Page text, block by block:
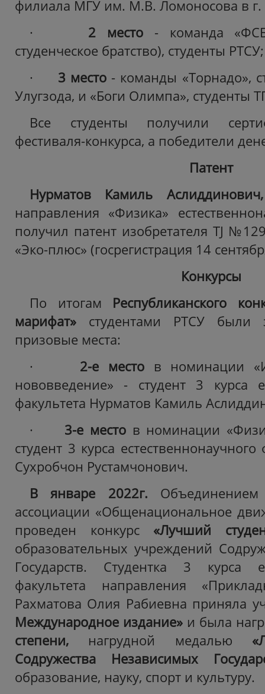
филиала МГУ им. М.В. Ломоносова в
· 2 место - команда
студенческое братство), студенты РТСУ;
· 3 место - команды «Торнадо»,
Улугзода, и «Боги Олимпа», студенты
Все студенты получили
фестиваля-конкурса, а победители
Патент
Нурматов Камиль
направления «Физика»
получил патент изобретателя TJ
«Эко-плюс» (госрегистрация 14
Конкурсы
По итогам Республиканского
марифат» студентами РТСУ были
призовые места:
· 2-е местов номинации
нововведение» - студент 3 курса
факультета Нурматов Камиль
· 3-е место в номинации
студент 3 курса естественнонаучного
Сухробчон Рустамчонович.
В январе 2022г.
ассоциации «Общенациональное
проведен конкурс «Лучший
образовательных учреждений
Государств. Студентка 3 курса
факультета направления
Рахматова Олия Рабиевна приняла
Международное издание» и была
степени, нагрудной медалью
Содружества Независимых
образование, науку, спорт и культуру.